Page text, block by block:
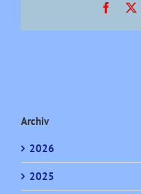
Archiv
2026
2025